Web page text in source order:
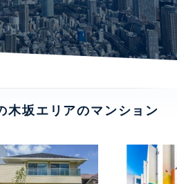
木坂エリアのマンション